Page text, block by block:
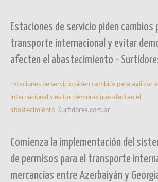
Estaciones de servicio piden cambios
transporte internacional y evitar
afecten el abastecimiento -
Estaciones de servicio piden cambios para agilizar
internacional y evitar demoras que afecten el
abastecimiento Surtidores.com.ar
Comienza la implementación del
de permisos para el transporte
mercancías entre Azerbaiyán y